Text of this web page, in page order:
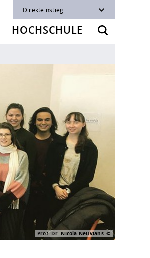
Direkteinstieg
HOCHSCHULE
Prof. Dr. Nicola Neuvians